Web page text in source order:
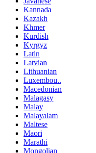
Kannada
Kazakh
Khmer
Kurdish
Kyrgyz
Latin
Latvian
Lithuanian
Luxembou..
Macedonian
Malagasy
Malay
Malayalam
Maltese
Maori
Marathi
Mongolian